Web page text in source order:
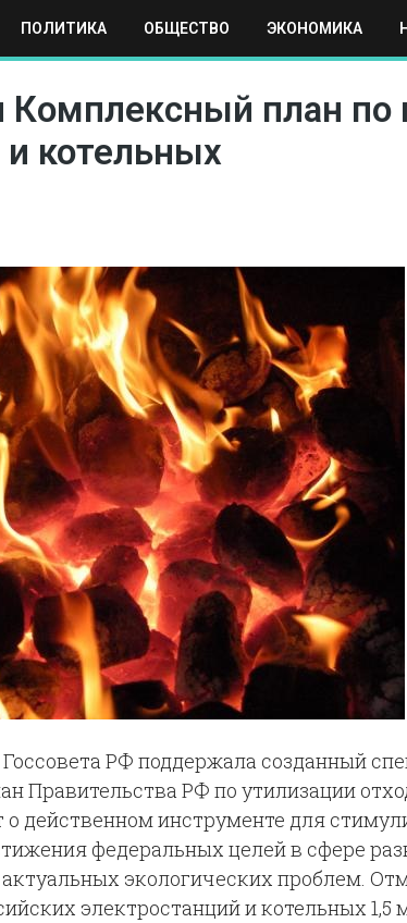
ПОЛИТИКА ОБЩЕСТВО ЭКОНОМИКА
НАУКА И ТЕХНИКА СПОРТ МОСКВА
Комплексный план по
и котельных
РФ поддержала созданный
Правительства РФ по утилизации
о действенном инструменте для
федеральных целей в сфере
экологических проблем.
электростанций и котельных 1,5